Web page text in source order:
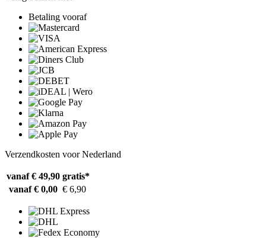
Betaling vooraf
Verzendkosten voor Nederland
vanaf € 49,90 gratis*
vanaf € 0,00 € 6,90